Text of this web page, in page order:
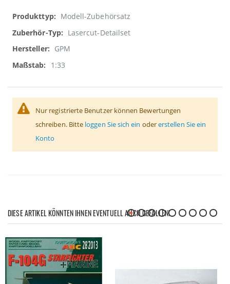
Weitere
Informationen
Modell-Zubehörsatz
Lasercut-Detailset
GPM
1:33
Nur registrierte Benutzer können Bewertungen
schreiben. Bitte loggen Sie sich ein odererstellen Sie ein
Konto
DIESE ARTIKEL KÖNNTEN IHNEN EVENTUELL AUCH GEFALLEN!